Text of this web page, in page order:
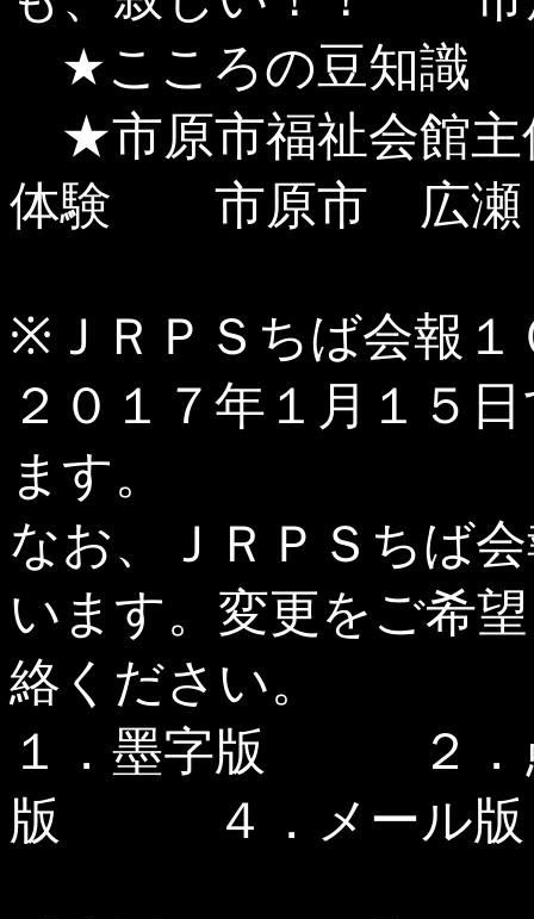
★こころの豆知識
★市原市福祉会館主
体験 市原市 広瀬
※ＪＲＰＳちば会報１
２０１７年１月１５
ます。
なお、ＪＲＰＳちば
います。変更をご希
絡ください。
１．墨字版 ２
版 ４．メール版